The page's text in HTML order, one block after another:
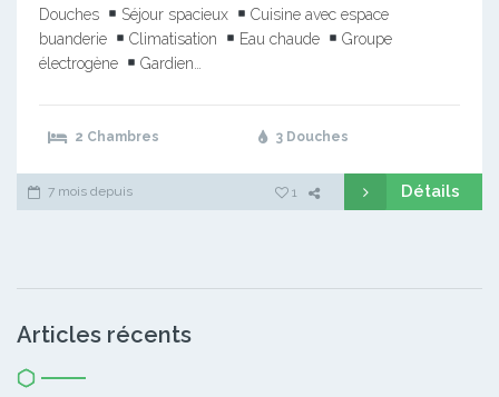
Douches
Séjour spacieux
Cuisine avec espace
buanderie
Climatisation Eau chaude
Groupe
électrogène
Gardien…
2 Chambres 3 Douches
7 mois depuis 1 Détails
Articles récents